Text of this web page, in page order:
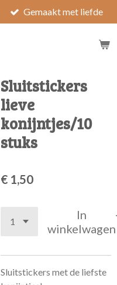
Gemaakt met liefde
Sluitstickers
lieve
konijntjes/10
stuks
€ 1,50
In
winkelwagen
Sluitstickers met de liefste